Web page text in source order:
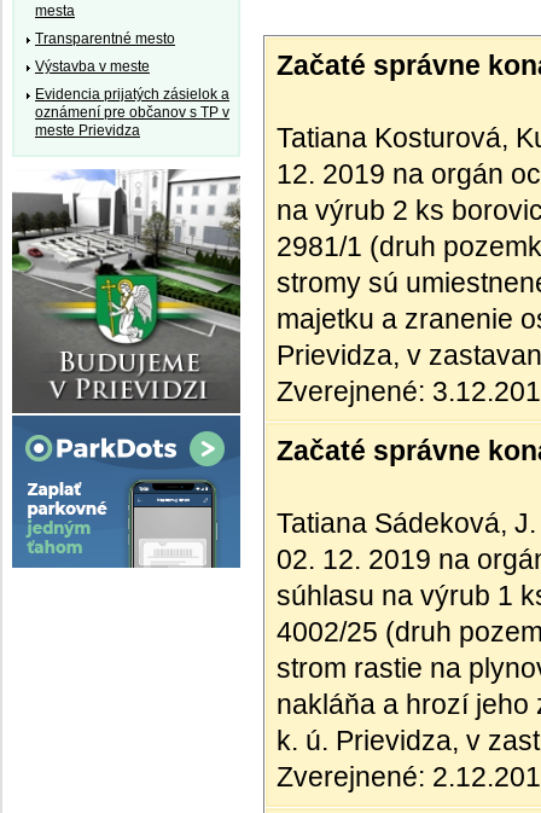
Začaté správne
Tatiana Kosturová,
12. 2019 na orgán
na výrub 2 ks
2981/1 (druh
stromy sú
majetku a zranenie
Prievidza, v
Zverejnené:
Začaté správne
Tatiana Sádeková,
02. 12. 2019 na
súhlasu na výrub 1
4002/25 (druh
strom rastie na
nakláňa a hrozí jeho
k. ú. Prievidza, v
Zverejnené:
mesta
Transparentné mesto
Výstavba v meste
Evidencia prijatých zásielok a
oznámení pre občanov s TP v
meste Prievidza